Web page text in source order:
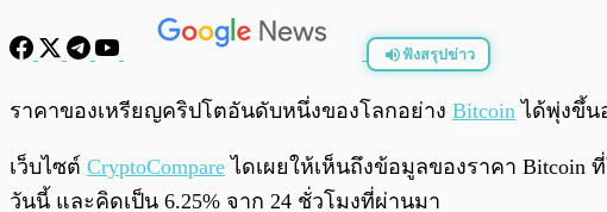
ฟังสรุปข่าว
พร้อมเล่น
ราคาของเหรียญคริปโตอันดับหนึ่งของโลกอย่าง Bitcoin ได้พุ่งขึ้น
เว็บไซต์ CryptoCompare ไดเผยให้เห็นถึงข้อมูลของราคา Bitcoin
วันนี้ และคิดเป็น 6.25% จาก 24 ชั่วโมงที่ผ่านมา